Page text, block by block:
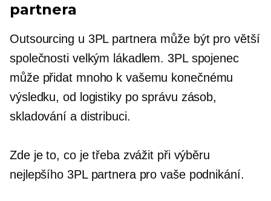
partnera
Outsourcing u 3PL partnera může být pro větší
společnosti velkým lákadlem. 3PL spojenec
může přidat mnoho k vašemu konečnému
výsledku, od logistiky po správu zásob,
skladování a distribuci.
Zde je to, co je třeba zvážit při výběru
nejlepšího 3PL partnera pro vaše podnikání.